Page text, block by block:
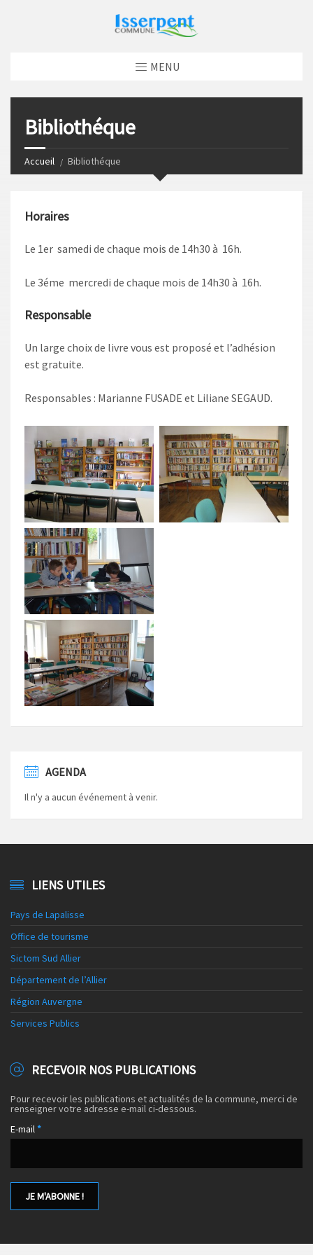
MENU
Bibliothéque
Accueil Bibliothéque
Horaires
Le 1er samedi de chaque mois de 14h30 à 16h.
Le 3éme mercredi de chaque mois de 14h30 à 16h.
Responsable
Un large choix de livre vous est proposé et l’adhésion
est gratuite.
Responsables : Marianne FUSADE et Liliane SEGAUD.
AGENDA
Il n'y a aucun événement à venir.
LIENS UTILES
Pays de Lapalisse
Office de tourisme
Sictom Sud Allier
Département de l’Allier
Région Auvergne
Services Publics
RECEVOIR NOS PUBLICATIONS
Pour recevoir les publications et actualités de la commune, merci de
renseigner votre adresse e-mail ci-dessous.
E-mail *